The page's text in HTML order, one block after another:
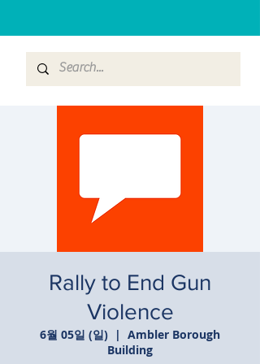
Rally to End Gun
Violence
6월 05일 (일)
  |
Ambler Borough
Building